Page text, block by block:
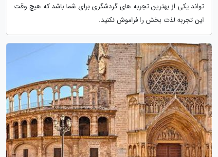
تواند یکی از بهترین تجربه های گردشگری برای شما باشد که هیچ وقت
این تجربه لذت بخش را فراموش نکنید.